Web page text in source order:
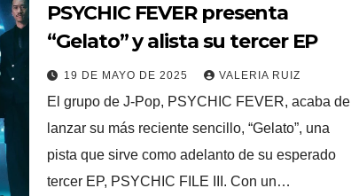
PSYCHIC FEVER presenta
“Gelato” y alista su tercer EP
19 DE MAYO DE 2025 VALERIA RUIZ
El grupo de J-Pop, PSYCHIC FEVER, acaba de
lanzar su más reciente sencillo, “Gelato”, una
pista que sirve como adelanto de su esperado
tercer EP, PSYCHIC FILE III. Con un…